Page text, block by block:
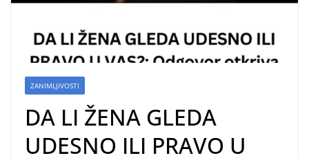
ZANIMLJIVOSTI
DA LI ŽENA GLEDA
UDESNO ILI PRAVO U